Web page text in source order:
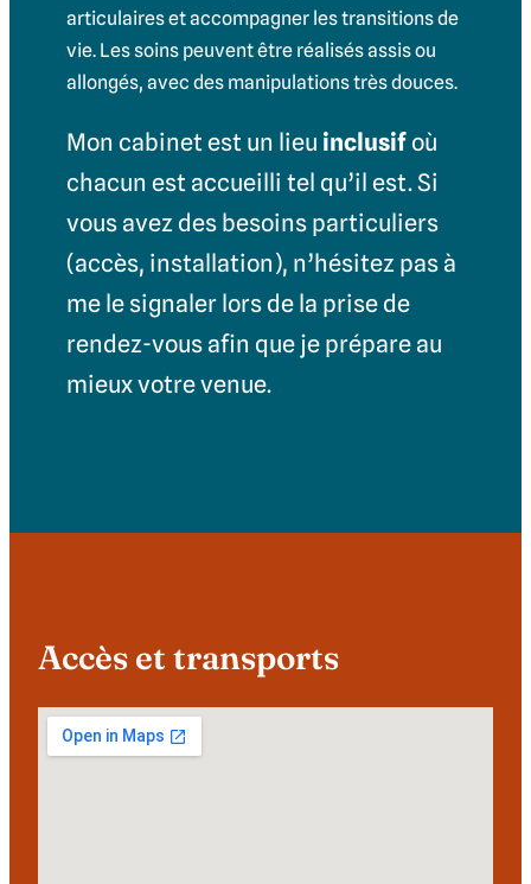
articulaires et accompagner les transitions de
vie. Les soins peuvent être réalisés assis ou
allongés, avec des manipulations très douces.
Mon cabinet est un lieu inclusifoù
chacun est accueilli tel qu’il est. Si
vous avez des besoins particuliers
(accès, installation), n’hésitez pas à
me le signaler lors de la prise de
rendez-vous afin que je prépare au
mieux votre venue.
Accès et transports